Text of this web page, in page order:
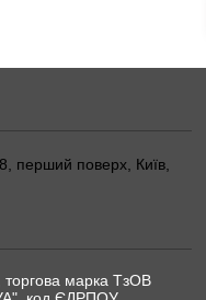
перший поверх, Київ,
торгова марка ТзОВ